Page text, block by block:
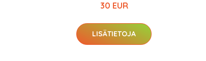
30 EUR
LISÄTIETOJA